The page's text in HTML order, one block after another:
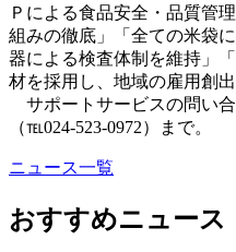
Ｐによる食品安全・品質管
組みの徹底」「全ての米袋
器による検査体制を維持」
材を採用し、地域の雇用創
サポートサービスの問い
（℡024-523-0972）まで。
ニュース一覧
おすすめニュース